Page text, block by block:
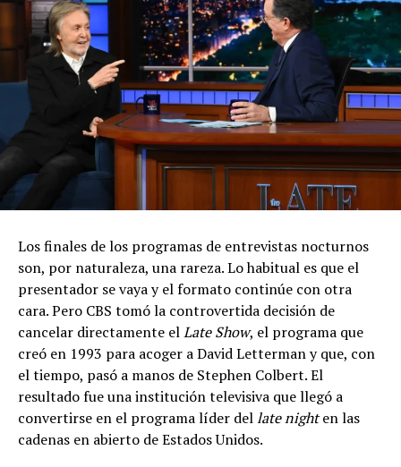
Los finales de los programas de entrevistas nocturnos
son, por naturaleza, una rareza. Lo habitual es que el
presentador se vaya y el formato continúe con otra
cara. Pero CBS tomó la controvertida decisión de
cancelar directamente elLate Show, el programa que
creó en 1993 para acoger a David Letterman y que, con
el tiempo, pasó a manos de Stephen Colbert. El
resultado fue una institución televisiva que llegó a
convertirse en el programa líder dellate nighten las
cadenas en abierto de Estados Unidos.